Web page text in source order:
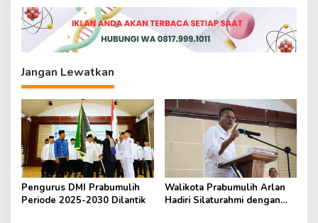
p
o
s
Jangan Lewatkan
Pengurus DMI Prabumulih
Periode 2025-2030 Dilantik
Walikota Prabumulih Arlan
Hadiri Silaturahmi dengan